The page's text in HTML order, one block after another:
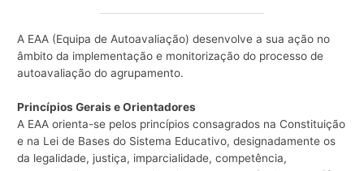
A EAA (Equipa de Autoavaliação) desenvolve a sua ação no
âmbito da implementação e monitorização do processo de
autoavaliação do agrupamento.
Princípios Gerais e Orientadores
A EAA orienta-se pelos princípios consagrados na Constituição
e na Lei de Bases do Sistema Educativo, designadamente os
da legalidade, justiça, imparcialidade, competência,